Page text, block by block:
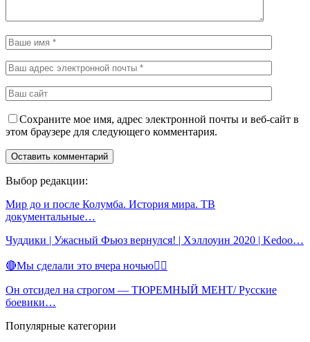
Сохраните мое имя, адрес электронной почты и веб-сайт в
этом браузере для следующего комментария.
Выбор редакции:
Мир до и после Колумба. История мира. ТВ
документальные…
Чуддики | Ужасный Фьюз вернулся! | Хэллоуин 2020 | Kedoo…
🔴Мы сделали это вчера ночью🤷‍♀️
Он отсидел на строгом — ТЮРЕМНЫЙ МЕНТ/ Русские
боевики…
Популярные категории